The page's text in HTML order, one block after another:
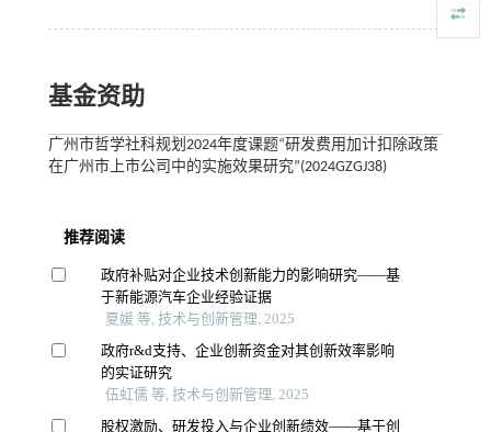
基金资助
广州市哲学社科规划2024年度课题“研发费用加计扣除政策
在广州市上市公司中的实施效果研究”(2024GZGJ38)